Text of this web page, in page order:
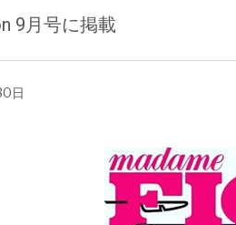
9月号に掲載
日